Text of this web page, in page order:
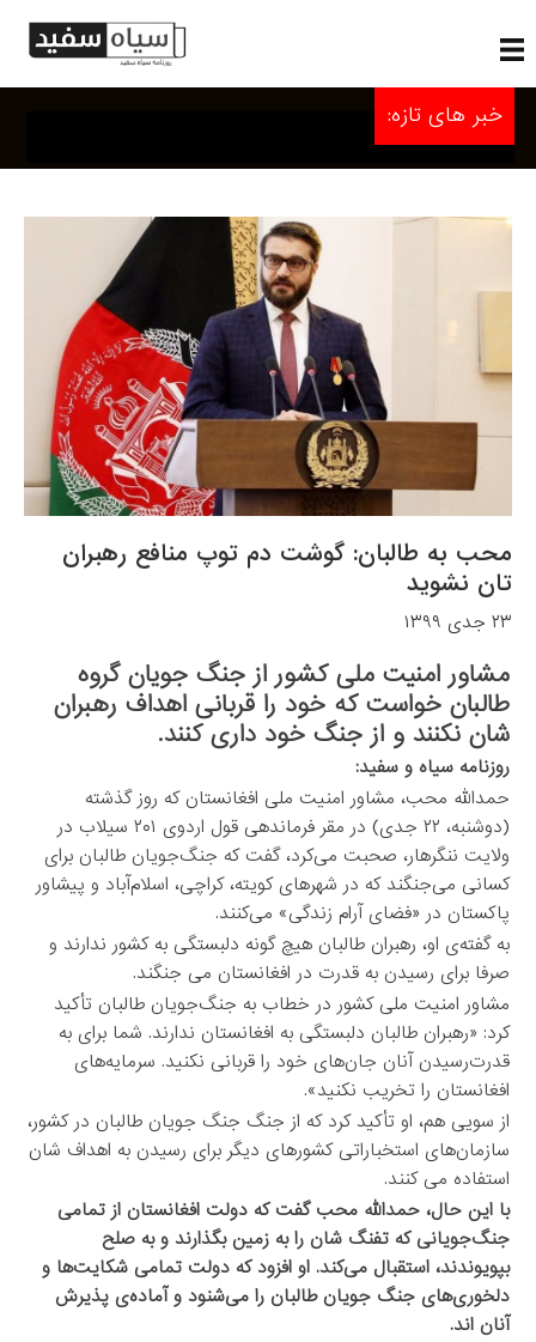
خبر های تازه:
محب به طالبان: گوشت دم توپ منافع رهبران
تان نشوید
۲۳ جدی ۱۳۹۹
مشاور امنیت ملی کشور از جنگ ‌جویان گروه
طالبان خواست که خود را قربانی اهداف رهبران
‌شان نکنند و از جنگ خود داری کنند.
روزنامه سیاه و سفید:
حمدالله محب، مشاور امنیت ملی افغانستان که روز گذشته
(دوشنبه، ۲۲ جدی) در مقر فرماندهی قول اردوی ۲۰۱ سیلاب در
ولایت ننگرهار، صحبت می‌کرد، گفت که جنگ‌جویان طالبان برای
کسانی می‌جنگند که در شهرهای کویته، کراچی، اسلام‌آباد و پیشاور
پاکستان در «فضای آرام زندگی» می‌کنند.
به گفته‌ی او، رهبران طالبان هیچ‌ گونه دلبستگی به کشور ندارند و
صرفا برای رسیدن به قدرت در افغانستان می‌ جنگند.
مشاور امنیت ملی کشور در خطاب به جنگ‌جویان طالبان تأکید
کرد: «رهبران طالبان دلبستگی به افغانستان ندارند. شما برای به
قدرت‌رسیدن آنان جان‌های خود را قربانی نکنید. سرمایه‌های
افغانستان را تخریب نکنید».
از سویی هم، او تأکید کرد که از جنگ جنگ ‌جویان طالبان در کشور،
سازمان‌های استخباراتی کشورهای دیگر برای رسیدن به اهداف ‌شان
استفاده می ‌کنند.
با این حال، حمدالله محب گفت که دولت افغانستان از تمامی
جنگ‌جویانی که تفنگ ‌شان را به زمین بگذارند و به صلح
بپویوندند، استقبال می‌کند. او افزود که دولت تمامی شکایت‌ها و
دلخوری‌های جنگ ‌جویان طالبان را می‌شنود و آماده‌ی پذیرش
آنان اند.